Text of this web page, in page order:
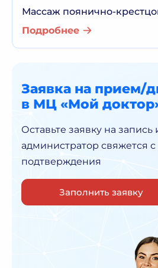
Массаж поянично-
Подробнее
Заявка на прием/
в МЦ «Мой
Оставьте заявку на запись
администратор свяжется
подтверждения
Заполнить заявку